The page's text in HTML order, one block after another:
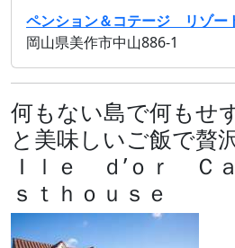
ペンション＆コテージ リゾー
岡山県美作市中山886-1
何もない島で何もせ
と美味しいご飯で贅
Ｉｌｅ ｄ’ｏｒ Ｃ
ｓｔｈｏｕｓｅ